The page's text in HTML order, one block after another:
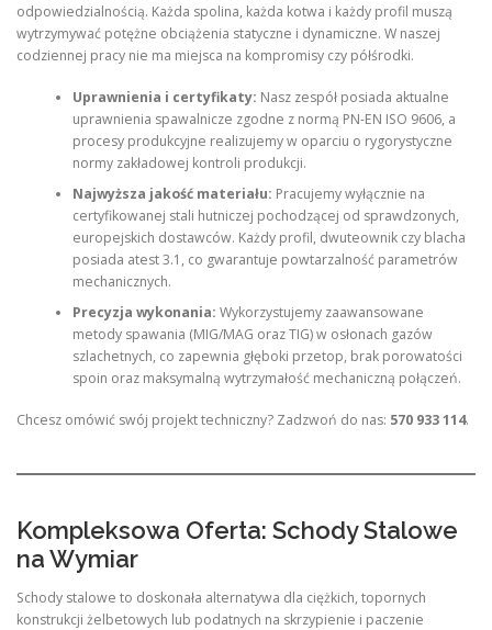
odpowiedzialnością. Każda spolina, każda kotwa i każdy profil muszą
wytrzymywać potężne obciążenia statyczne i dynamiczne. W naszej
codziennej pracy nie ma miejsca na kompromisy czy półśrodki.
Uprawnienia i certyfikaty: Nasz zespół posiada aktualne
uprawnienia spawalnicze zgodne z normą PN-EN ISO 9606, a
procesy produkcyjne realizujemy w oparciu o rygorystyczne
normy zakładowej kontroli produkcji.
Najwyższa jakość materiału: Pracujemy wyłącznie na
certyfikowanej stali hutniczej pochodzącej od sprawdzonych,
europejskich dostawców. Każdy profil, dwuteownik czy blacha
posiada atest 3.1, co gwarantuje powtarzalność parametrów
mechanicznych.
Precyzja wykonania: Wykorzystujemy zaawansowane
metody spawania (MIG/MAG oraz TIG) w osłonach gazów
szlachetnych, co zapewnia głęboki przetop, brak porowatości
spoin oraz maksymalną wytrzymałość mechaniczną połączeń.
Chcesz omówić swój projekt techniczny? Zadzwoń do nas: 570 933 114.
Kompleksowa Oferta: Schody Stalowe
na Wymiar
Schody stalowe to doskonała alternatywa dla ciężkich, topornych
konstrukcji żelbetowych lub podatnych na skrzypienie i paczenie